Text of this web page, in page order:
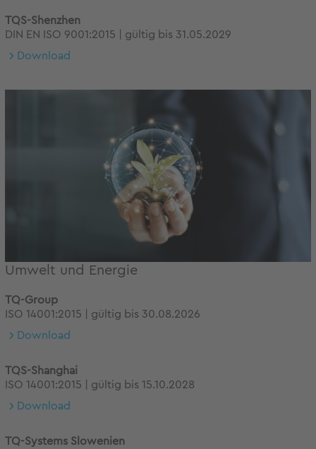
TQS-Shenzhen
DIN EN ISO 9001:2015 | gültig bis 31.05.2029
Download
Umwelt und Energie
TQ-Group
ISO 14001:2015 | gültig bis 30.08.2026
Download
TQS-Shanghai
ISO 14001:2015 | gültig bis 15.10.2028
Download
TQ-Systems Slowenien